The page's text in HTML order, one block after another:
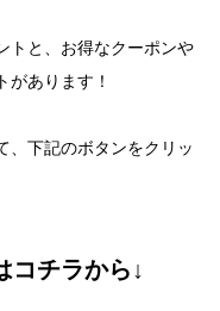
トと、お得なクーポンや
があります！
、下記のボタンをクリッ
コチラから↓